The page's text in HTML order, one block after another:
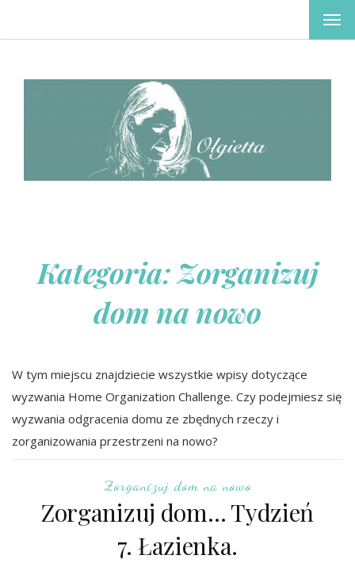
Kategoria:Zorganizuj
dom na nowo
W tym miejscu znajdziecie wszystkie wpisy dotyczące
wyzwania Home Organization Challenge. Czy podejmiesz się
wyzwania odgracenia domu ze zbędnych rzeczy i
zorganizowania przestrzeni na nowo?
Zorganizuj dom na nowo
Zorganizuj dom… Tydzień
7. Łazienka.